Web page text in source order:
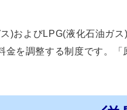
)およびLPG(液化石油ガ
金を調整する制度です。